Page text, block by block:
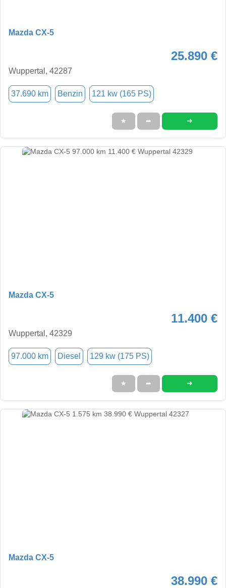
Mazda CX-5
25.890 €
Wuppertal, 42287
37.690 km Benzin 121 kw (165 PS)
★ ➦ ➜
Mazda CX-5
11.400 €
Wuppertal, 42329
97.000 km Diesel 129 kw (175 PS)
★ ➦ ➜
Mazda CX-5
38.990 €